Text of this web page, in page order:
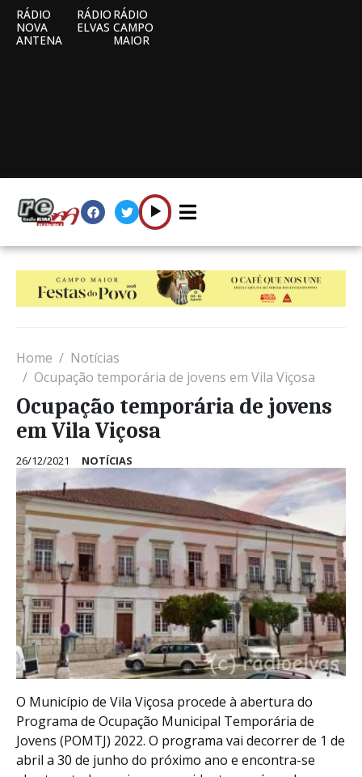
RÁDIO
NOVA
ANTENA
RÁDIO
ELVAS
RÁDIO
CAMPO
MAIOR
Home
Notícias
Ocupação temporária de jovens em Vila Viçosa
Ocupação temporária de jovens
em Vila Viçosa
26/12/2021 NOTÍCIAS
O Município de Vila Viçosa procede à abertura do
Programa de Ocupação Municipal Temporária de
Jovens (POMTJ) 2022. O programa vai decorrer de 1 de
abril a 30 de junho do próximo ano e encontra-se